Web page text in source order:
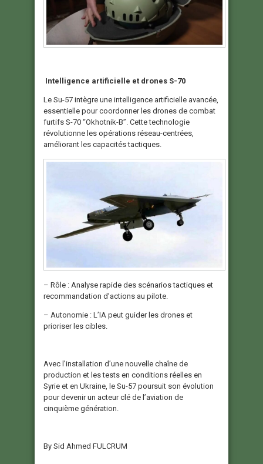
Intelligence artificielle et drones S-70
Le Su-57 intègre une intelligence artificielle avancée,
essentielle pour coordonner les drones de combat
furtifs S-70 “Okhotnik-B”. Cette technologie
révolutionne les opérations réseau-centrées,
améliorant les capacités tactiques.
– Rôle : Analyse rapide des scénarios tactiques et
recommandation d’actions au pilote.
– Autonomie : L’IA peut guider les drones et
prioriser les cibles.
Avec l’installation d’une nouvelle chaîne de
production et les tests en conditions réelles en
Syrie et en Ukraine, le Su-57 poursuit son évolution
pour devenir un acteur clé de l’aviation de
cinquième génération.
By Sid Ahmed FULCRUM